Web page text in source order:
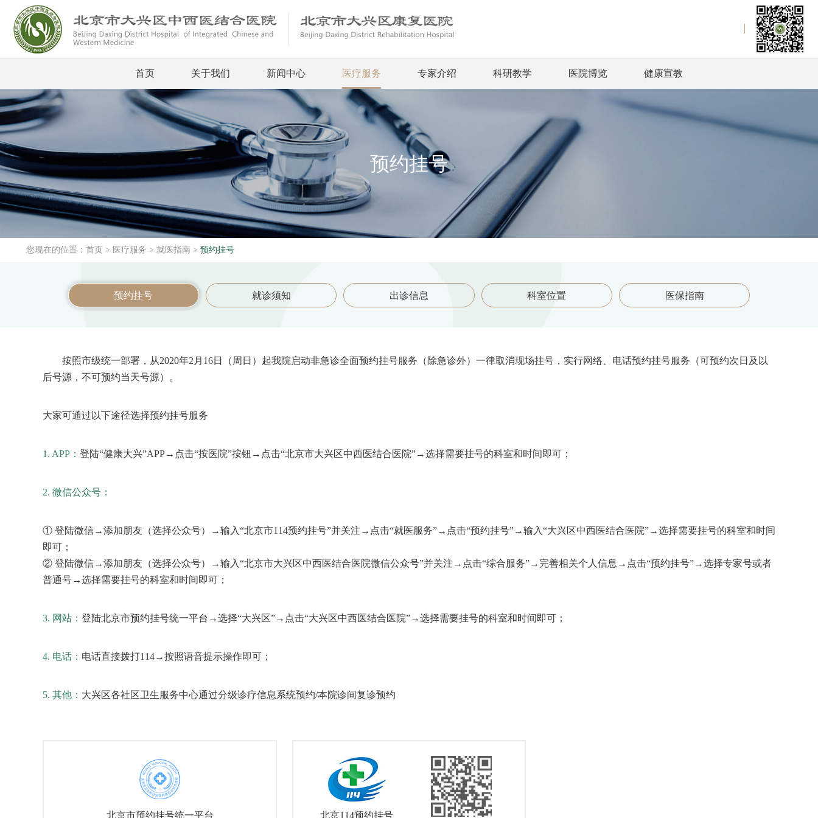
首页 关于我们 新闻中心 医疗服务 专家介绍 科研教学 医院博览 健康宣教
预约挂号
您现在的位置： 首页 > 医疗服务 > 就医指南 > 预约挂号
预约挂号 就诊须知 出诊信息 科室位置 医保指南
按照市级统一部署，从2020年2月16日（周日）起我院启动非急诊全面预约挂号服务（除急诊外）一律取消现场挂号，实行网络、电话预约挂号服务（可预约次日及以
后号源，不可预约当天号源）。
大家可通过以下途径选择预约挂号服务
1. APP： 登陆“健康大兴”APP→点击“按医院”按钮→点击“北京市大兴区中西医结合医院”→选择需要挂号的科室和时间即可；
2. 微信公众号：
① 登陆微信→添加朋友（选择公众号）→输入“北京市114预约挂号”并关注→点击“就医服务”→点击“预约挂号”→输入“大兴区中西医结合医院”→选择需要挂号的科室和时间
即可；
② 登陆微信→添加朋友（选择公众号）→输入“北京市大兴区中西医结合医院微信公众号”并关注→点击“综合服务”→完善相关个人信息→点击“预约挂号”→选择专家号或者
普通号→选择需要挂号的科室和时间即可；
3. 网站： 登陆北京市预约挂号统一平台→选择“大兴区”→点击“大兴区中西医结合医院”→选择需要挂号的科室和时间即可；
4. 电话： 电话直接拨打114→按照语音提示操作即可；
5. 其他： 大兴区各社区卫生服务中心通过分级诊疗信息系统预约/本院诊间复诊预约
北京市预约挂号统一平台 北京114预约挂号